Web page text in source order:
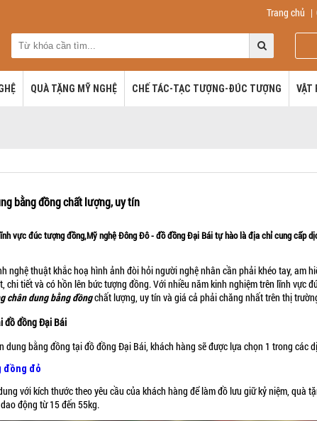
Trang chủ |
QUÀ TẶNG MỸ NGHỆ CHẾ TÁC-TẠC TƯỢNG-ĐÚC TƯỢNG VẬT
bằng đồng chất lượng, uy tín
vực đúc tượng đồng,Mỹ nghệ Đông Đô - đồ đồng Đại Bái tự hào là địa chỉ cung cấp
nghệ thuật khắc hoạ hình ảnh đòi hỏi người nghệ nhân cần phải khéo tay, am
chi tiết và có hồn lên bức tượng đồng. Với nhiều năm kinh nghiệm trên lĩnh vực
chân dung bằng đồngchất lượng, uy tín và giá cả phải chăng nhất trên thị
đồ đồng Đại Bái
dung bằng đồng tại đồ đồng Đại Bái, khách hàng sẽ được lựa chọn 1 trong các
đồng đỏ
với kích thước theo yêu cầu của khách hàng để làm đồ lưu giữ kỷ niệm, quà
động từ 15 đến 55kg.